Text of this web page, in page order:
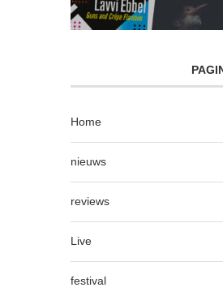
Home
nieuws
reviews
Live
festival